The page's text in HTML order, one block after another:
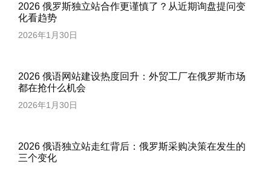
2026 俄罗斯独立站合作更谨慎了？从近期询盘提问变
化看趋势
2026年1月30日
2026 俄语网站建设热度回升：外贸工厂在俄罗斯市场
都在抢什么机会
2026年1月30日
2026 俄语独立站走红背后：俄罗斯采购决策在发生的
三个变化